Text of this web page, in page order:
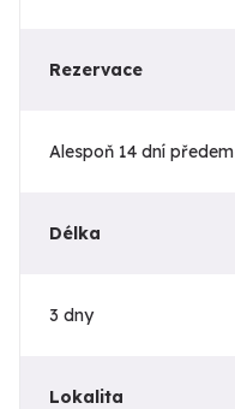
Rezervace
Alespoň 14 dní předem
Délka
3 dny
Lokalita